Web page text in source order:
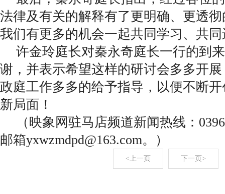
法律及有关的解释有了更明确、更透
我们有更多的机会一起共同学习、共
许金玲庭长对秦永奇庭长一行的到
谢，并表示希望这样的研讨会多多开
政庭工作多多的给予指导，以便不断
新局面！
（映象网驻马店频道新闻热线：
邮箱yxwzmdpd@163.com。）
<上一页 下一页>